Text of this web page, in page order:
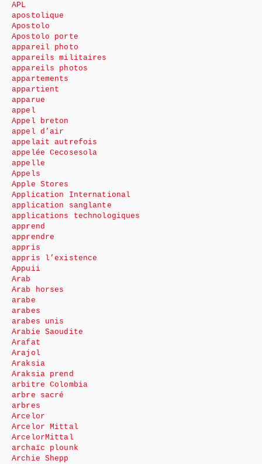
APL
apostolique
Apostolo
Apostolo porte
appareil photo
appareils militaires
appareils photos
appartements
appartient
apparue
appel
Appel breton
appel d’air
appelait autrefois
appelée Cecosesola
appelle
Appels
Apple Stores
Application International
application sanglante
applications technologiques
apprend
apprendre
appris
appris l’existence
Appuii
Arab
Arab horses
arabe
arabes
arabes unis
Arabie Saoudite
Arafat
Arajol
Araksia
Araksia prend
arbitre Colombia
arbre sacré
arbres
Arcelor
Arcelor Mittal
ArcelorMittal
archaïc plounk
Archie Shepp